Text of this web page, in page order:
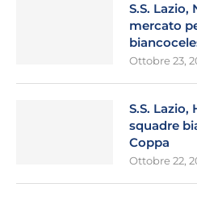
S.S.
mercato
Ottobre 23,
S.S.
squadre
Coppa
Ottobre 22,